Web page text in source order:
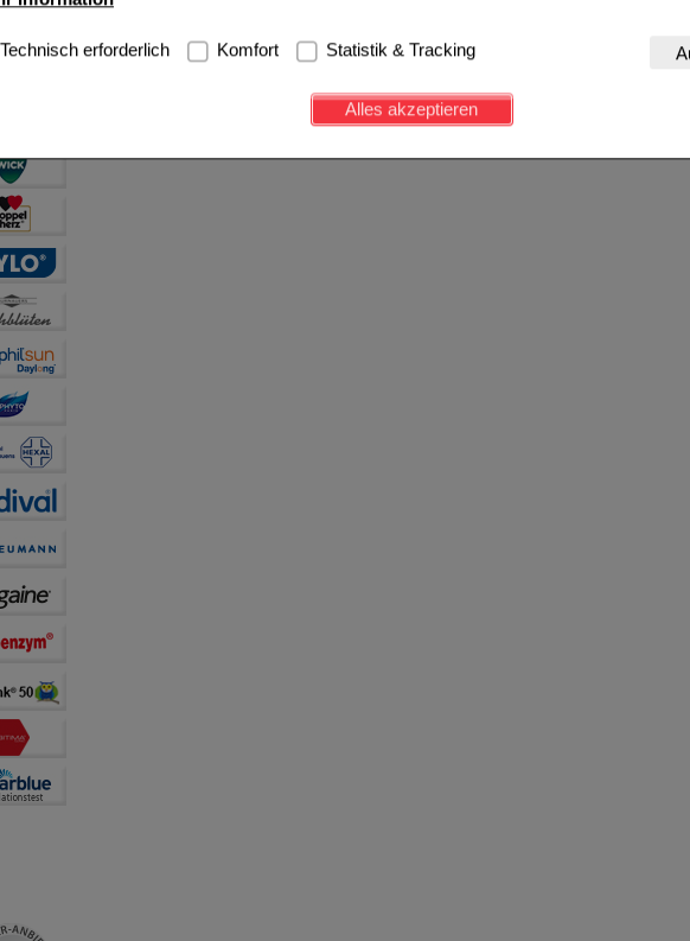
Notwendig: Hierbei handelt es sich um Cookies, die für die Grundfunktionen
sind (z.B. Navigation, Warenkorb, Kundenkonto), weshalb auf diese nicht
Diese Cookies werden genutzt um das Einkaufserlebnis noch ansprechender zu
für die Wiedererkennung des Besuchers oder unsere Seite an bevorzugte
anzuzeigen und unser Partnerprogramm zu betreiben.
& Tracking:
mit deren Hilfe wir unsere Website weiter für Sie optimieren können, den Inhalt auf
die Werbung auf Drittseiten möglichst relevant für Sie zu gestalten. Bitte beachten Sie,
an Dritte wie z.B. Google oder soziale Medien übertragen werden.
Technisch erforderlich Komfort Statistik & Tracking
Alles akzeptieren